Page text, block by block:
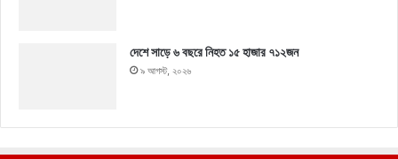
দেশে সাড়ে ৬ বছরে নিহত ১৫ হাজার ৭১২জন
৯ আগস্ট, ২০২৬